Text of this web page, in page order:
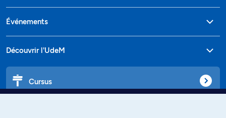
Événements
Découvrir l'UdeM
Cursus